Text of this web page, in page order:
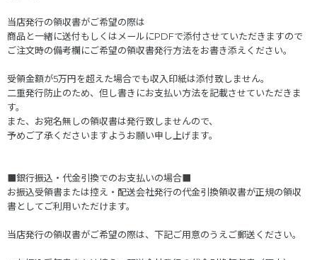
当店発行の領収書がご希望の際は
商品と一緒に送付もしくはメールにPDFで添付させていただきますので
ご注文時の備考欄にご希望の領収書発行方法をお書き添えください。
受領金額が5万円を超えた場合でも収入印紙は添付致しません。
二重発行防止のため、但し書きにお支払い方法を記載させていただきま
す。
また、お宛名無しの領収書は発行致しませんので、
予めご了承くださいますようお願い申し上げます。
■銀行振込・代金引換でのお支払いの場合■
お振込受領書または控え・配送会社発行の代金引換領収書が正規の領収
書としてご利用いただけます。
当店発行の領収書がご希望の際は、下記ご用意のうえご郵送ください。